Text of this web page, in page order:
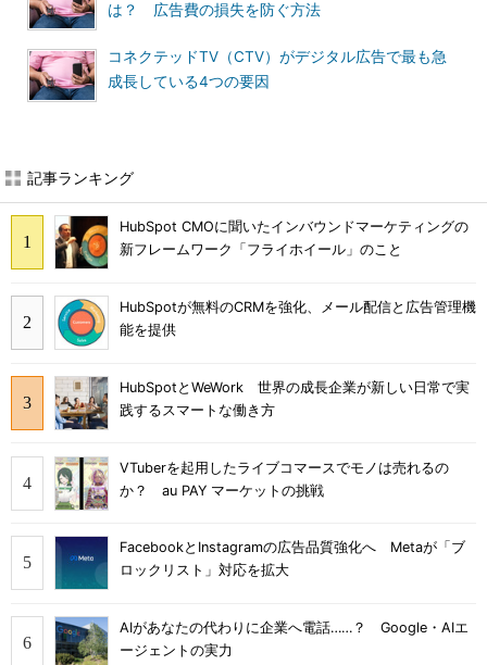
は？ 広告費の損失を防ぐ方法
コネクテッドTV（CTV）がデジタル広告で最も急
成長している4つの要因
記事ランキング
HubSpot CMOに聞いたインバウンドマーケティングの
新フレームワーク「フライホイール」のこと
HubSpotが無料のCRMを強化、メール配信と広告管理機
能を提供
HubSpotとWeWork 世界の成長企業が新しい日常で実
践するスマートな働き方
VTuberを起用したライブコマースでモノは売れるの
か？ au PAY マーケットの挑戦
FacebookとInstagramの広告品質強化へ Metaが「ブ
ロックリスト」対応を拡大
AIがあなたの代わりに企業へ電話……？ Google・AIエ
ージェントの実力